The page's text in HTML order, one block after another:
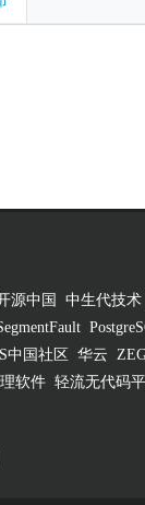
源中国 中生代技术
中国社区 华云
软件 轻流无代码